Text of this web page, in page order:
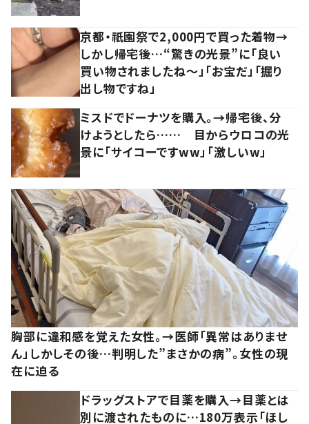
京都・祇園祭で2,000円で買った着物→
しかし帰宅後…“驚きの光景”に「良い
買い物されましたね～」「お宝だ」「掘り
出し物ですね」
ミスドでドーナツを購入。→帰宅後、分
けようとしたら…… 目からウロコの光
景に「サイコーですww」「激しいw」
胸部に違和感を覚えた女性。→医師「異常はありませ
ん」しかしその後…判明した”まさかの病”。女性の現
在に迫る
ドラッグストアで目薬を購入→目薬とは
別に渡されたものに…180万表示「ほし